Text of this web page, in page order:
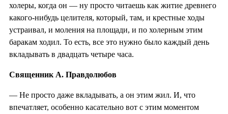
холеры, когда он — ну просто читаешь как житие древнего
какого-нибудь целителя, который, там, и крестные ходы
устраивал, и моления на площади, и по холерным этим
баракам ходил. То есть, все это нужно было каждый день
вкладывать в двадцать четыре часа.
Священник А. Правдолюбов
— Не просто даже вкладывать, а он этим жил. И, что
впечатляет, особенно касательно вот с этим моментом